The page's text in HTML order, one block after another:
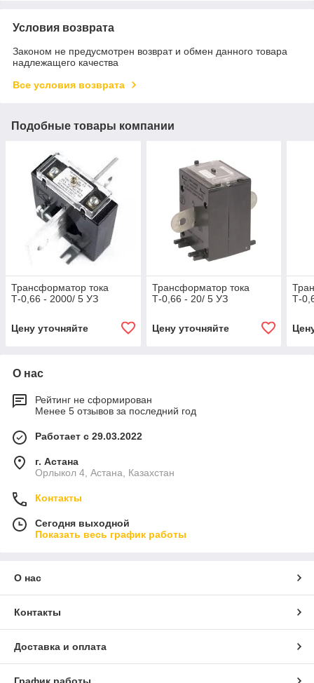
Условия возврата
Законом не предусмотрен возврат и обмен данного товара
надлежащего качества
Все условия возврата
Подобные товары компании
Трансформатор тока
Т-0,66 - 2000/ 5 УЗ
Цену уточняйте
Трансформатор тока
Т-0,66 - 20/ 5 УЗ
Цену уточняйте
Т-
О нас
Рейтинг не сформирован
Менее 5 отзывов за последний год
Работает с 29.03.2022
г. Астана
Орлыкол 4, Астана, Казахстан
Контакты
Сегодня выходной
Показать весь график работы
О нас
Контакты
Доставка и оплата